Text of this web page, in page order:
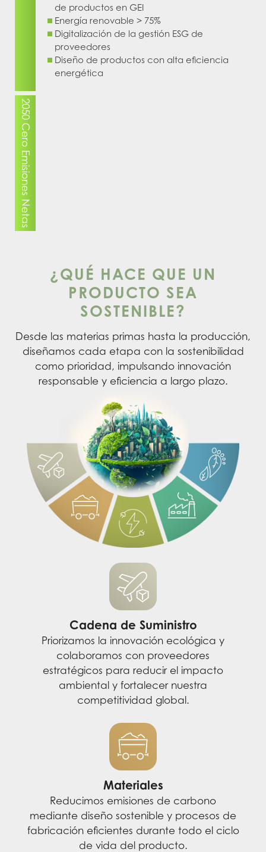
de productos en GEI
Energía renovable > 75%
Digitalización de la gestión ESG de
proveedores
Diseño de productos con alta eficiencia
energética
2050 Cero Emisiones Netas
¿QUÉ HACE QUE UN
PRODUCTO SEA
SOSTENIBLE?
Desde las materias primas hasta la producción,
diseñamos cada etapa con la sostenibilidad
como prioridad, impulsando innovación
responsable y eficiencia a largo plazo.
Cadena de Suministro
Priorizamos la innovación ecológica y
colaboramos con proveedores
estratégicos para reducir el impacto
ambiental y fortalecer nuestra
competitividad global.
Materiales
Reducimos emisiones de carbono
mediante diseño sostenible y procesos de
fabricación eficientes durante todo el ciclo
de vida del producto.